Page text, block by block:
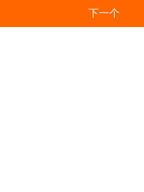
下一个